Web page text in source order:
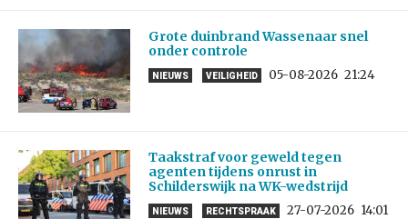
Grote duinbrand Wassenaar snel
onder controle
NIEUWS VEILIGHEID 05-08-2026 21:24
Taakstraf voor geweld tegen
agenten tijdens onrust in
Schilderswijk na WK-wedstrijd
NIEUWS RECHTSPRAAK 27-07-2026 14:01